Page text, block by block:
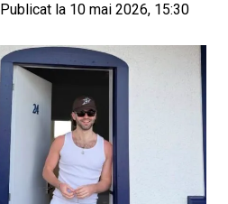
Publicat la 10 mai 2026, 15:30